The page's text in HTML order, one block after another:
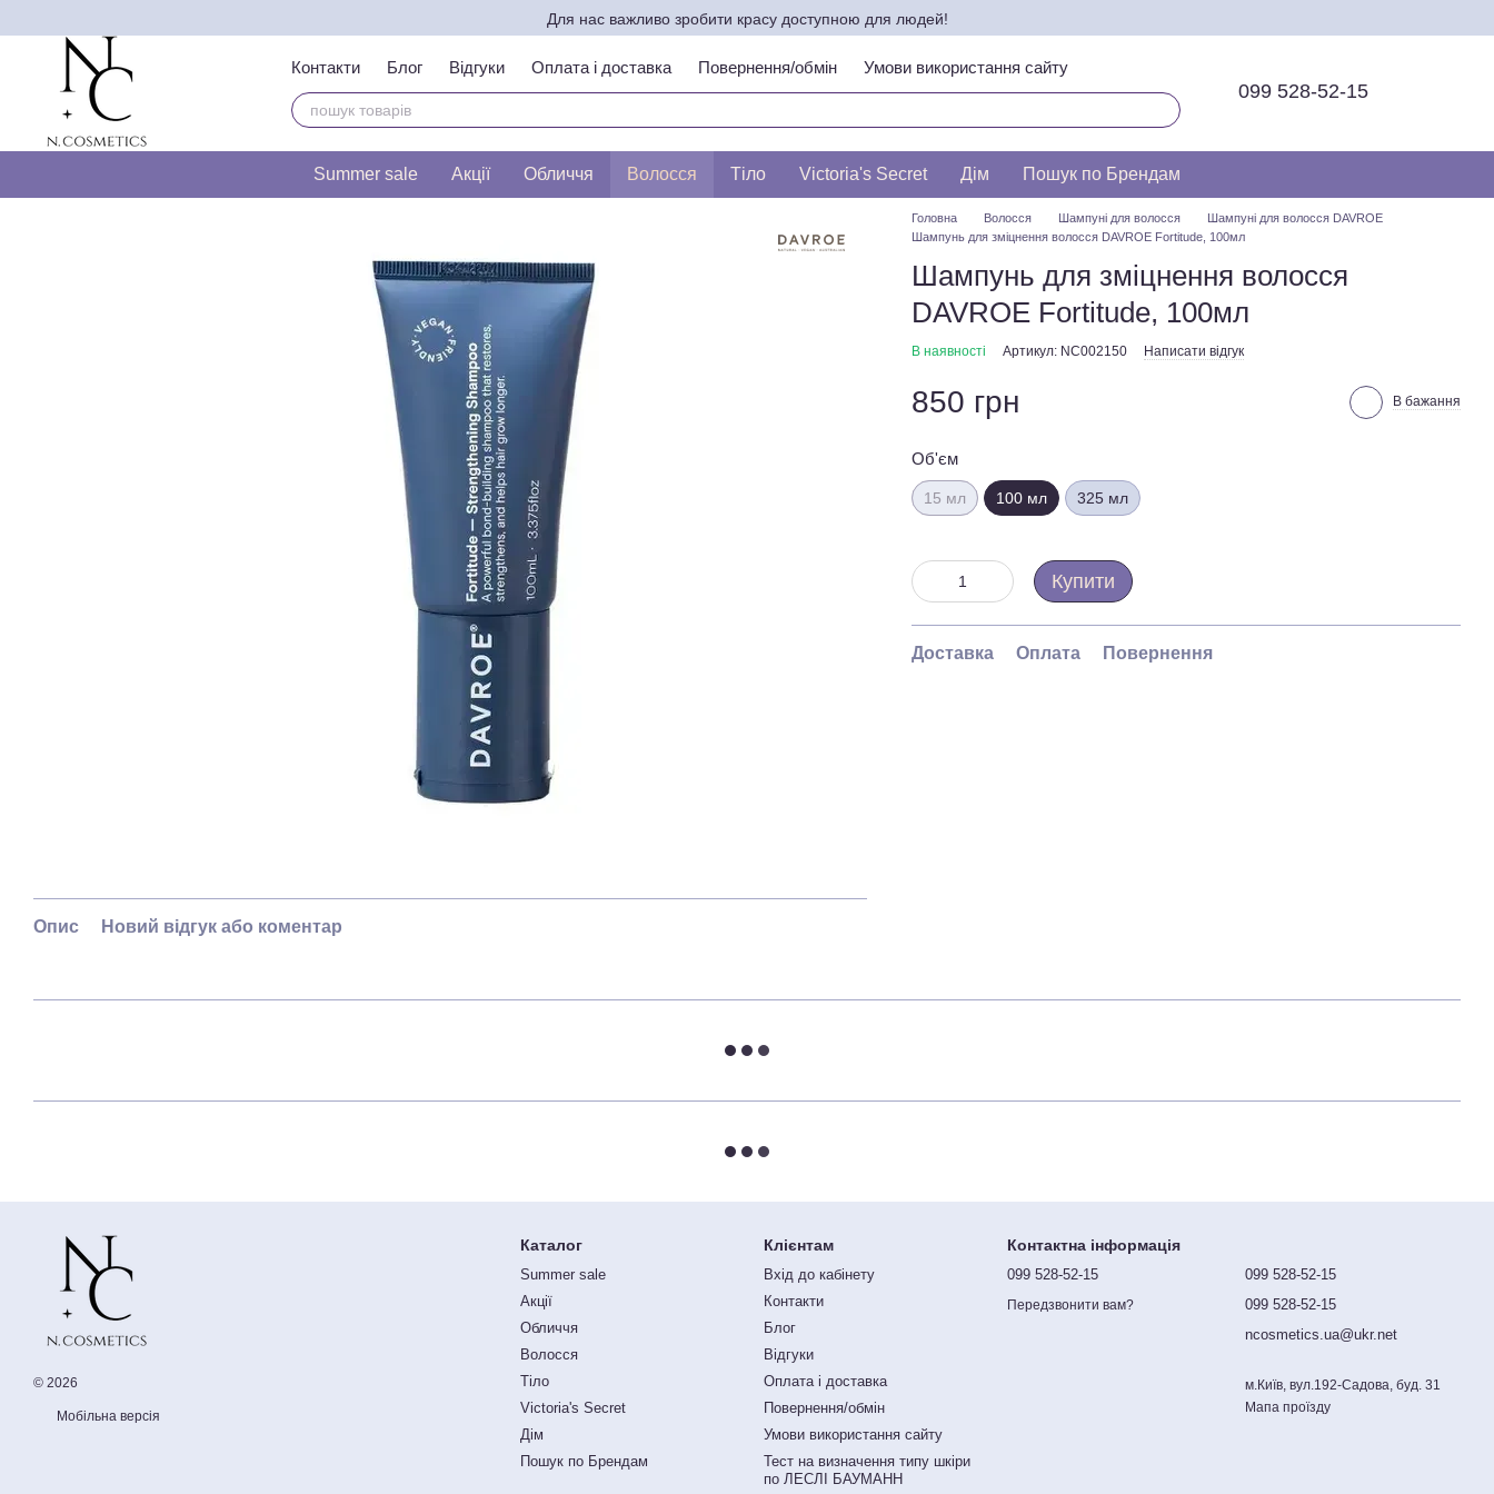
Для нас важливо зробити красу доступною для людей!
Контакти Блог Відгуки Оплата і доставка Повернення/обмін
Умови використання сайту
Тест на визначення типу шкіри по ЛЕСЛІ БАУМАНН
099 528-52-15
Summer sale Акції Обличчя Волосся Тіло Victoria's Secret Дім Пошук по Брендам
Опис Новий відгук або коментар
Головна Волосся Шампуні для волосся
Шампуні для волосся DAVROE
Шампунь для зміцнення волосся DAVROE Fortitude, 100мл
Шампунь для зміцнення волосся
DAVROE Fortitude, 100мл
В наявності Артикул: NC002150 Написати відгук
850 грн В бажання
Об'єм
15 мл 100 мл 325 мл
Купити
Доставка Оплата Повернення
© 2026
Мобільна версія
Каталог
Summer sale
Акції
Обличчя
Волосся
Тіло
Victoria's Secret
Дім
Пошук по Брендам
Клієнтам
Вхід до кабінету
Контакти
Блог
Відгуки
Оплата і доставка
Повернення/обмін
Умови використання сайту
Тест на визначення типу шкіри
по ЛЕСЛІ БАУМАНН
Контактна інформація
099 528-52-15
Передзвонити вам?
099 528-52-15
099 528-52-15
ncosmetics.ua@ukr.net
м.Київ, вул.192-Садова, буд. 31
Мапа проїзду